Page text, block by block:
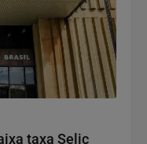
taxa Selic